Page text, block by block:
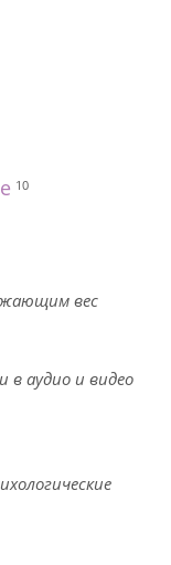
10
вес
в аудио и видео